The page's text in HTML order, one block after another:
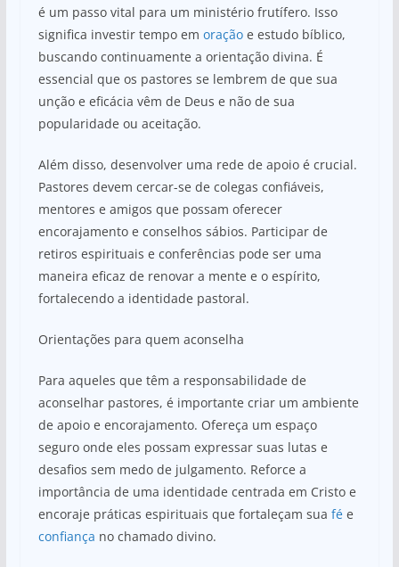
é um passo vital para um ministério frutífero. Isso
significa investir tempo em oraçãoe estudo bíblico,
buscando continuamente a orientação divina. É
essencial que os pastores se lembrem de que sua
unção e eficácia vêm de Deus e não de sua
popularidade ou aceitação.
Além disso, desenvolver uma rede de apoio é crucial.
Pastores devem cercar-se de colegas confiáveis,
mentores e amigos que possam oferecer
encorajamento e conselhos sábios. Participar de
retiros espirituais e conferências pode ser uma
maneira eficaz de renovar a mente e o espírito,
fortalecendo a identidade pastoral.
Orientações para quem aconselha
Para aqueles que têm a responsabilidade de
aconselhar pastores, é importante criar um ambiente
de apoio e encorajamento. Ofereça um espaço
seguro onde eles possam expressar suas lutas e
desafios sem medo de julgamento. Reforce a
importância de uma identidade centrada em Cristo e
encoraje práticas espirituais que fortaleçam sua fée
confiança no chamado divino.